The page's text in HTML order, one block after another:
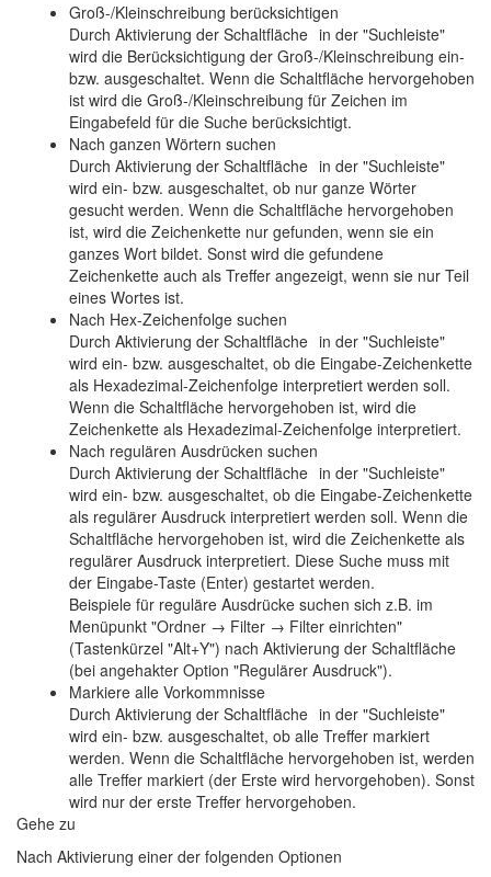
Groß-/Kleinschreibung berücksichtigen
Durch Aktivierung der Schaltfläche in der "Suchleiste"
wird die Berücksichtigung der Groß-/Kleinschreibung ein-
bzw. ausgeschaltet. Wenn die Schaltfläche hervorgehoben
ist wird die Groß-/Kleinschreibung für Zeichen im
Eingabefeld für die Suche berücksichtigt.
Nach ganzen Wörtern suchen
Durch Aktivierung der Schaltfläche in der "Suchleiste"
wird ein- bzw. ausgeschaltet, ob nur ganze Wörter
gesucht werden. Wenn die Schaltfläche hervorgehoben
ist, wird die Zeichenkette nur gefunden, wenn sie ein
ganzes Wort bildet. Sonst wird die gefundene
Zeichenkette auch als Treffer angezeigt, wenn sie nur Teil
eines Wortes ist.
Nach Hex-Zeichenfolge suchen
Durch Aktivierung der Schaltfläche in der "Suchleiste"
wird ein- bzw. ausgeschaltet, ob die Eingabe-Zeichenkette
als Hexadezimal-Zeichenfolge interpretiert werden soll.
Wenn die Schaltfläche hervorgehoben ist, wird die
Zeichenkette als Hexadezimal-Zeichenfolge interpretiert.
Nach regulären Ausdrücken suchen
Durch Aktivierung der Schaltfläche in der "Suchleiste"
wird ein- bzw. ausgeschaltet, ob die Eingabe-Zeichenkette
als regulärer Ausdruck interpretiert werden soll. Wenn die
Schaltfläche hervorgehoben ist, wird die Zeichenkette als
regulärer Ausdruck interpretiert. Diese Suche muss mit
der Eingabe-Taste (Enter) gestartet werden.
Beispiele für reguläre Ausdrücke suchen sich z.B. im
Menüpunkt "Ordner → Filter → Filter einrichten"
(Tastenkürzel "Alt+Y") nach Aktivierung der Schaltfläche
(bei angehakter Option "Regulärer Ausdruck").
Markiere alle Vorkommnisse
Durch Aktivierung der Schaltfläche in der "Suchleiste"
wird ein- bzw. ausgeschaltet, ob alle Treffer markiert
werden. Wenn die Schaltfläche hervorgehoben ist, werden
alle Treffer markiert (der Erste wird hervorgehoben). Sonst
wird nur der erste Treffer hervorgehoben.
Gehe zu
Nach Aktivierung einer der folgenden Optionen